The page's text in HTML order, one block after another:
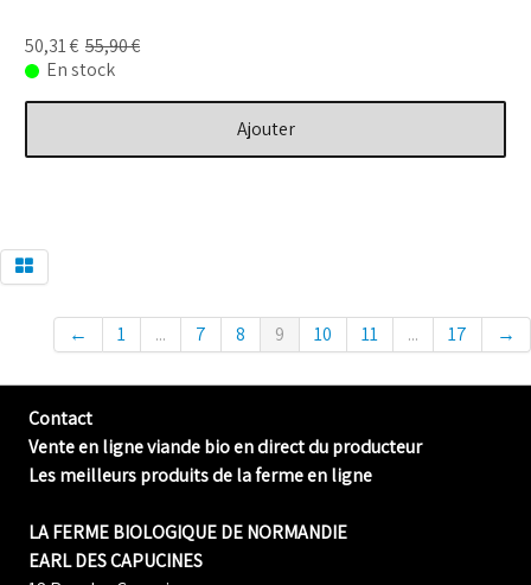
50,31 € 55,90 €
En stock
Ajouter
← 1 ... 7 8 9 10 11 ... 17 →
Contact
Vente en ligne viande bio en direct du producteur
Les meilleurs produits de la ferme en ligne
LA FERME BIOLOGIQUE DE NORMANDIE
EARL DES CAPUCINES